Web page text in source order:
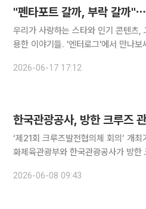
"펜타포트 갈까, 부락 갈까
우리가 사랑하는 스타와 인기 콘텐츠
용한 이야기들. '엔터로그'에서 만나보세요. "록 윌 네버 다이(Rock will never die)!"
프와 베이스, 드럼 사운드가 터져 나오
2026-06-17 17:12
한국관광공사, 방한 크루즈
‘제21회 크루즈발전협의체 회의’ 개최
화체육관광부와 한국관광공사가 방
Seas)’호에서 민·관·학과 업계 관계
2026-06-08 09:43